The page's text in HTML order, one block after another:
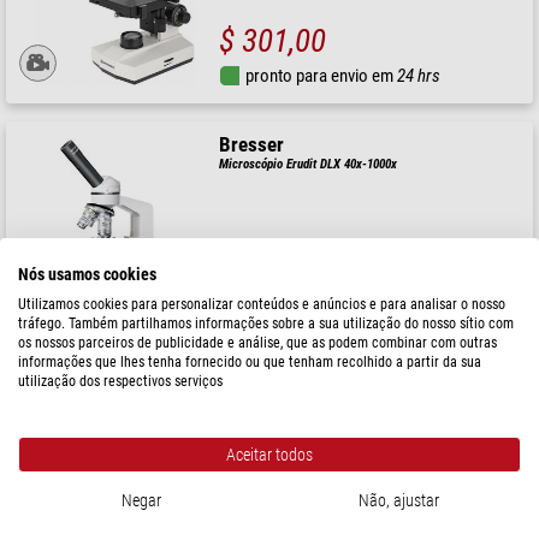
$ 301,00
pronto para envio em24 hrs
Bresser
Microscópio Erudit DLX 40x-1000x
pronto para envio em1-2 semanas
Bresser
Nós usamos cookies
Utilizamos cookies para personalizar conteúdos e anúncios e para analisar o nosso
tráfego. Também partilhamos informações sobre a sua utilização do nosso sítio com
os nossos parceiros de publicidade e análise, que as podem combinar com outras
informações que lhes tenha fornecido ou que tenham recolhido a partir da sua
utilização dos respectivos serviços
Aceitar todos
Negar Não, ajustar